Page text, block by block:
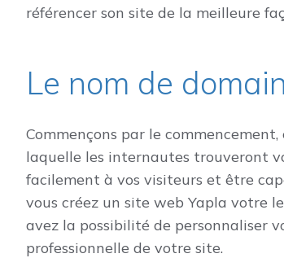
référencer son site de la meilleure
Le nom de
Commençons par le
laquelle les internautes trouveront
facilement à vos visiteurs et être
vous créez un site web Yapla votre
avez la possibilité de personnaliser
professionnelle de votre site.